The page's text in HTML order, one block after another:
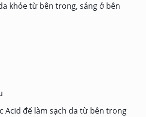
khỏe từ bên trong, sáng ở bên
Acid để làm sạch da từ bên trong